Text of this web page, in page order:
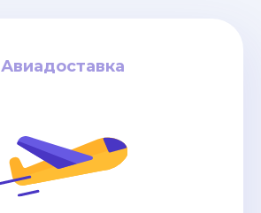
Авиадоставка
Авиадоставка
6-8
дней / от
4$